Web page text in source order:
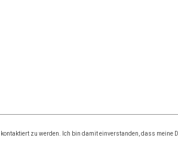
zu werden. Ich bin damit einverstanden, dass meine